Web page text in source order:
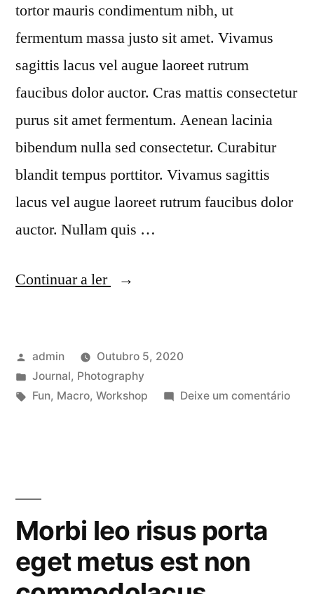
tortor mauris condimentum nibh, ut
fermentum massa justo sit amet. Vivamus
sagittis lacus vel augue laoreet rutrum
faucibus dolor auctor. Cras mattis consectetur
purus sit amet fermentum. Aenean lacinia
bibendum nulla sed consectetur. Curabitur
blandit tempus porttitor. Vivamus sagittis
lacus vel augue laoreet rutrum faucibus dolor
auctor. Nullam quis …
Continuar a ler
“Mollis
quis
mollis
Publicado
por
admin
Outubro 5, 2020
Publicado
em
Journal, Photography
Etiquetas:
Fun, Macro, Workshop Deixe um comentárioem
Morbi leo risus porta
eget metus est non